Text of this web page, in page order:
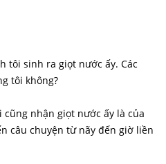
tôi sinh ra giọt nước ấy. Các
tôi không?
nhận giọt nước ấy là của
câu chuyện từ nãy đến giờ liền